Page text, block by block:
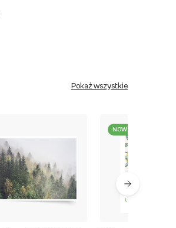
Pokaż wszystkie
NOWOŚĆ